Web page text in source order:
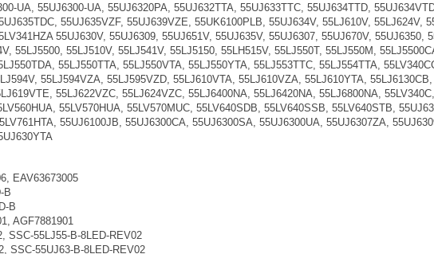
UA, 55UJ6300-UA, 55UJ6320PA, 55UJ632TTA, 55UJ633TTC, 55UJ634TTD,
55UJ635VZF, 55UJ639VZE, 55UK6100PLB, 55UJ634V, 55LJ610V, 55LJ624V,
55UJ630V, 55UJ6309, 55UJ651V, 55UJ635V, 55UJ6307, 55UJ670V, 55UJ6350,
55LJ5500, 55LJ510V, 55LJ541V, 55LJ5150, 55LH515V, 55LJ550T, 55LJ550M,
55LJ550TTA, 55LJ550VTA, 55LJ550YTA, 55LJ553TTC, 55LJ554TTA,
55LJ594VZA, 55LJ595VZD, 55LJ610VTA, 55LJ610VZA, 55LJ610YTA, 55LJ6130CB,
55LJ622VZC, 55LJ624VZC, 55LJ6400NA, 55LJ6420NA, 55LJ6800NA,
55LV570HUA, 55LV570MUC, 55LV640SDB, 55LV640SSB, 55LV640STB,
55UJ6100JB, 55UJ6300CA, 55UJ6300SA, 55UJ6300UA, 55UJ6307ZA,
EAV63673005
B
B
AGF7881901
SSC-55LJ55-B-8LED-REV02
SSC-55UJ63-B-8LED-REV02